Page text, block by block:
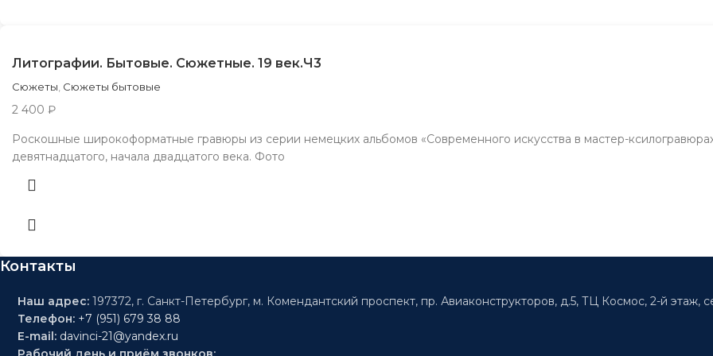
Литографии. Бытовые. Сюжетные. 19 век.Ч3
Сюжеты, Сюжеты бытовые
2 400 ₽
Роскошные широкоформатные гравюры из серии немецких альбомов «Современного искусства в мастер-
девятнадцатого, начала двадцатого века. Фото
Контакты
Наш адрес: 197372, г. Санкт-Петербург, м. Комендантский проспект, пр. Авиаконструкторов, д.5, ТЦ Космос, 2-й этаж,
Телефон: +7 (951) 679 38 88
E-mail: davinci-21@yandex.ru